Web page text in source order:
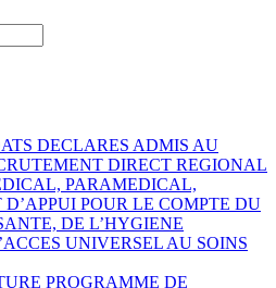
DECLARES ADMIS AU
DIRECT REGIONAL
PARAMEDICAL,
POUR LE COMPTE DU
DE L’HYGIENE
UNIVERSEL AU SOINS
PROGRAMME DE